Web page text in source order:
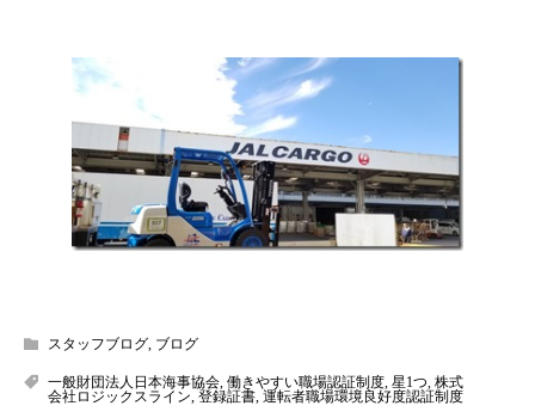
スタッフブログ, ブログ
一般財団法人日本海事協会, 働きやすい職場認証制度, 星1つ, 株式
会社ロジックスライン, 登録証書, 運転者職場環境良好度認証制度